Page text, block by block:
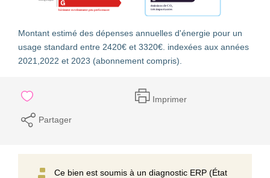
Montant estimé des dépenses annuelles d'énergie pour un
usage standard entre 2420€ et 3320€. indexées aux années
2021,2022 et 2023 (abonnement compris).
Imprimer
Partager
Ce bien est soumis à un diagnostic ERP (État